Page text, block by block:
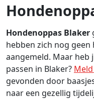
Hondenoppas Blaker
hebben zich nog
aangemeld. Maar heb
passen in Blaker?
gevonden door
naar een gezellig